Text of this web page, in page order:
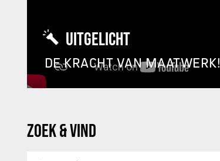
UITGELICHT
DE KRACHT VAN MAATWERK!
ZOEK & VIND